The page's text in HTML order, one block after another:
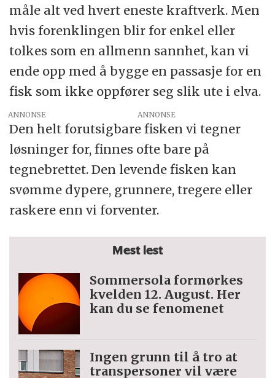
måle alt ved hvert eneste kraftverk. Men
hvis forenklingen blir for enkel eller
tolkes som en allmenn sannhet, kan vi
ende opp med å bygge en passasje for en
fisk som ikke oppfører seg slik ute i elva.
ANNONSE
Den helt forutsigbare fisken vi tegner
løsninger for, finnes ofte bare på
tegnebrettet. Den levende fisken kan
svømme dypere, grunnere, tregere eller
raskere enn vi forventer.
Mest lest
Sommersola formørkes
kvelden 12. August. Her
kan du se fenomenet
Ingen grunn til å tro at
trans­personer vil være